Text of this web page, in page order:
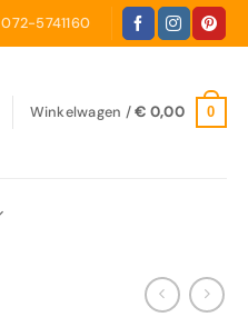
072-5741160
Winkelwagen /€ 0,00 0